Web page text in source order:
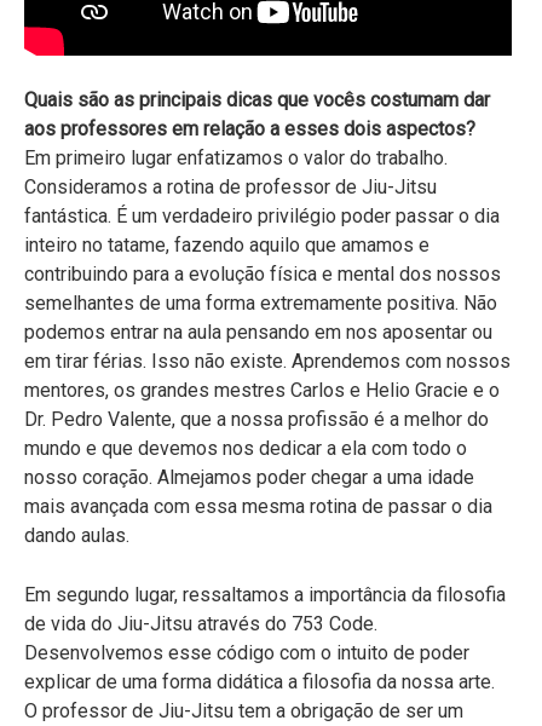
Quais são as principais dicas que vocês costumam dar
aos professores em relação a esses dois aspectos?
Em primeiro lugar enfatizamos o valor do trabalho.
Consideramos a rotina de professor de Jiu-Jitsu
fantástica. É um verdadeiro privilégio poder passar o dia
inteiro no tatame, fazendo aquilo que amamos e
contribuindo para a evolução física e mental dos nossos
semelhantes de uma forma extremamente positiva. Não
podemos entrar na aula pensando em nos aposentar ou
em tirar férias. Isso não existe. Aprendemos com nossos
mentores, os grandes mestres Carlos e Helio Gracie e o
Dr. Pedro Valente, que a nossa profissão é a melhor do
mundo e que devemos nos dedicar a ela com todo o
nosso coração. Almejamos poder chegar a uma idade
mais avançada com essa mesma rotina de passar o dia
dando aulas.
Em segundo lugar, ressaltamos a importância da filosofia
de vida do Jiu-Jitsu através do 753 Code.
Desenvolvemos esse código com o intuito de poder
explicar de uma forma didática a filosofia da nossa arte.
O professor de Jiu-Jitsu tem a obrigação de ser um